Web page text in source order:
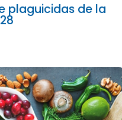
plaguicidas de la